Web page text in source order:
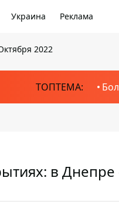
Украина Реклама
2022
ТОПТЕМА:
в